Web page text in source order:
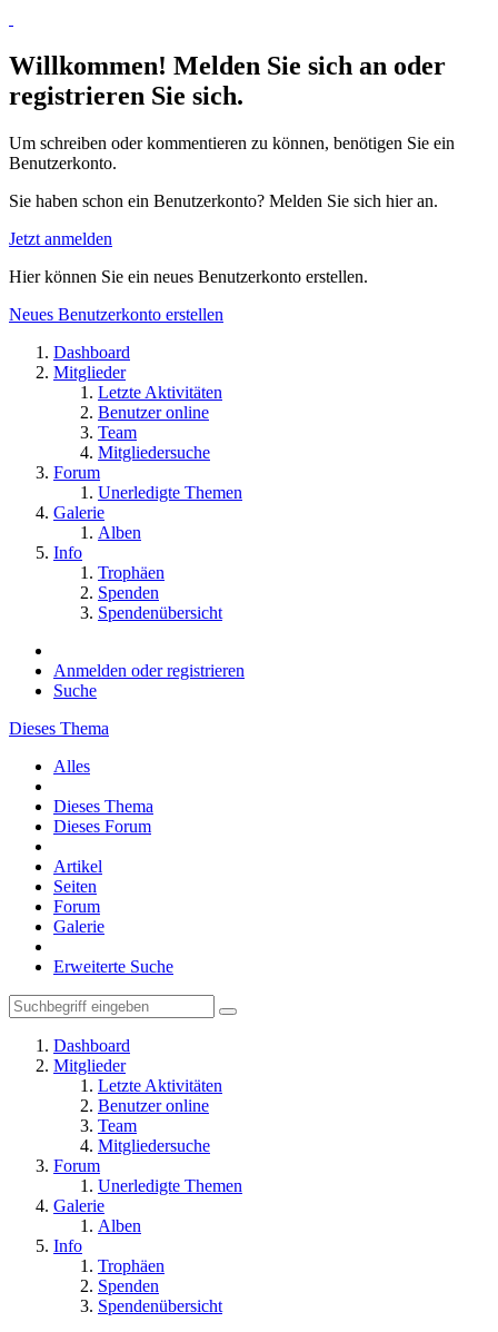
Willkommen! Melden Sie sich an oder
registrieren Sie sich.
Um schreiben oder kommentieren zu können, benötigen Sie ein
Benutzerkonto.
Sie haben schon ein Benutzerkonto? Melden Sie sich hier an.
Jetzt anmelden
Hier können Sie ein neues Benutzerkonto erstellen.
Neues Benutzerkonto erstellen
Dashboard
Mitglieder
Letzte Aktivitäten
Benutzer online
Team
Mitgliedersuche
Forum
Unerledigte Themen
Galerie
Alben
Info
Trophäen
Spenden
Spendenübersicht
Anmelden oder registrieren
Suche
Dieses Thema
Alles
Dieses Thema
Dieses Forum
Artikel
Seiten
Forum
Galerie
Erweiterte Suche
Dashboard
Mitglieder
Letzte Aktivitäten
Benutzer online
Team
Mitgliedersuche
Forum
Unerledigte Themen
Galerie
Alben
Info
Trophäen
Spenden
Spendenübersicht